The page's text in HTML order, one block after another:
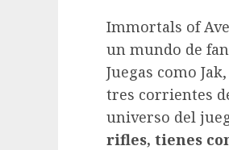
Immortals of
un mundo de
Juegas como
tres corrientes
universo del
rifles, tienes